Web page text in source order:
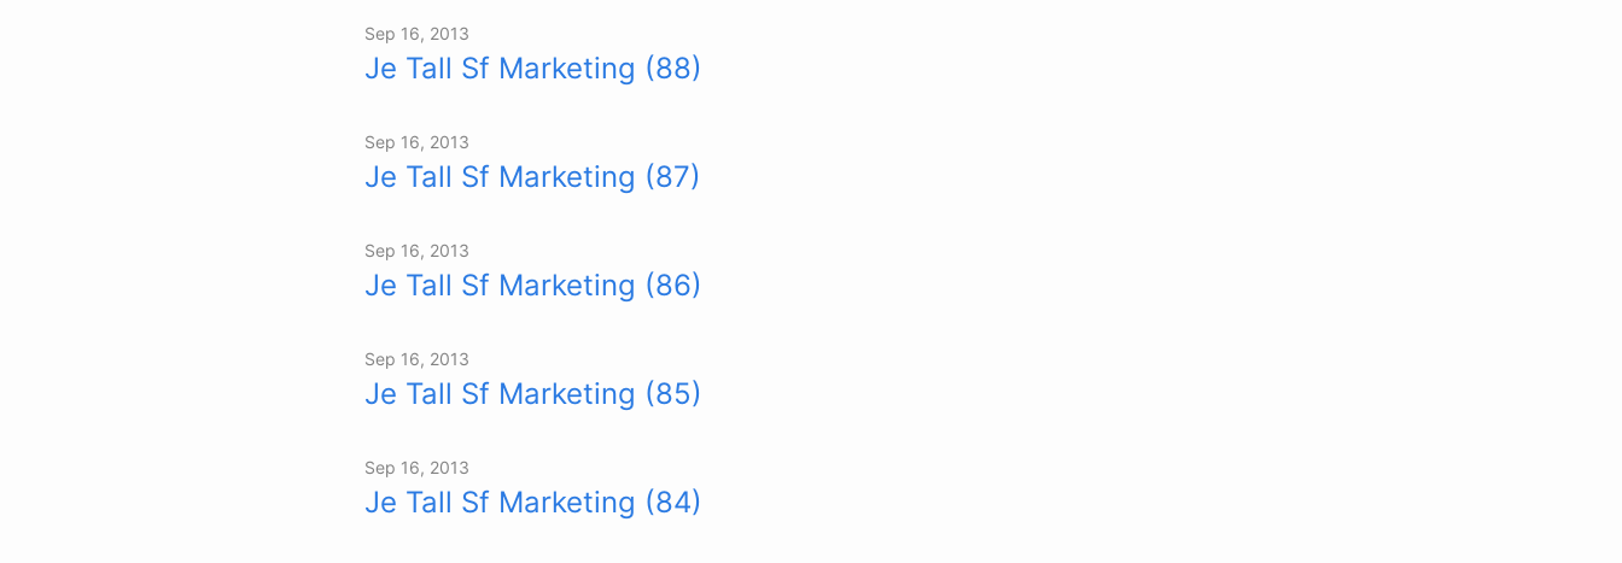
Sep 16, 2013
Je Tall Sf Marketing (88)
Sep 16, 2013
Je Tall Sf Marketing (87)
Sep 16, 2013
Je Tall Sf Marketing (86)
Sep 16, 2013
Je Tall Sf Marketing (85)
Sep 16, 2013
Je Tall Sf Marketing (84)